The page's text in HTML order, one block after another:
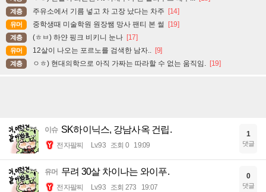
계층 주유소에서 기름 넣고 차 고장 났다는 차주 [14]
유머 중학생때 미술학원 원장쌤 망사 팬티 본 썰 [19]
계층 (ㅎㅂ) 하얀 핑크 비키니 눈나 [17]
유머 12살이 나오는 포르노를 검색한 남자.. [9]
계층 ㅇㅎ) 현대의학으로 아직 가짜는 따라할 수 없는 움직임. [19]
이슈 SK하이닉스, 강남사옥 건립.
전자팔찌 Lv.93 조회 0 19:09
1
댓글
유머 무려 30살 차이나는 와이푸.
전자팔찌 Lv.93 조회 273 19:07
0
댓글